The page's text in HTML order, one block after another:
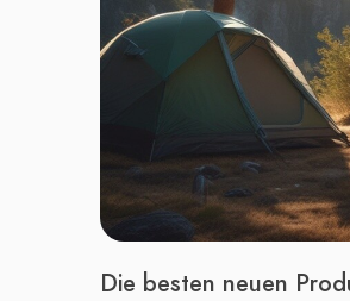
Die besten neuen